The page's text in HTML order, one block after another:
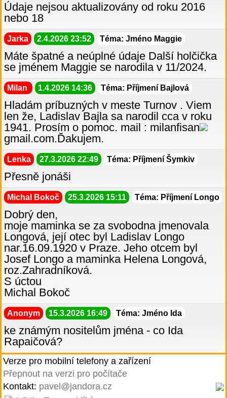
Údaje nejsou aktualizovány od roku 2016
nebo 18
Jarka 2.4.2026 23:52 Téma: Jméno Maggie
Máte špatné a neúplné údaje Další holčička
se jménem Maggie se narodila v 11/2024.
Milan 1.4.2026 14:36 Téma: Příjmení Bajlová
Hladám príbuzných v meste Turnov . Viem
len že, Ladislav Bajla sa narodil cca v roku
1941. Prosím o pomoc. mail : milanfisan
gmail.com.Ďakujem.
Lenka 27.3.2026 22:49 Téma: Příjmení Šymkiv
Přesně jonáši
Michal Bokoč 25.3.2026 15:11 Téma: Příjmení Longo
Dobrý den,
moje maminka se za svobodna jmenovala
Longová, její otec byl Ladislav Longo
nar.16.09.1920 v Praze. Jeho otcem byl
Josef Longo a maminka Helena Longová,
roz.Zahradníková.
S úctou
Michal Bokoč
Anonym 15.3.2026 16:49 Téma: Jméno Ida
ke známým nositelům jména - co Ida
Rapaičová?
Verze pro mobilní telefony a zařízení
Přepnout na verzi pro počítače
Kontakt: pavel@jandora.cz